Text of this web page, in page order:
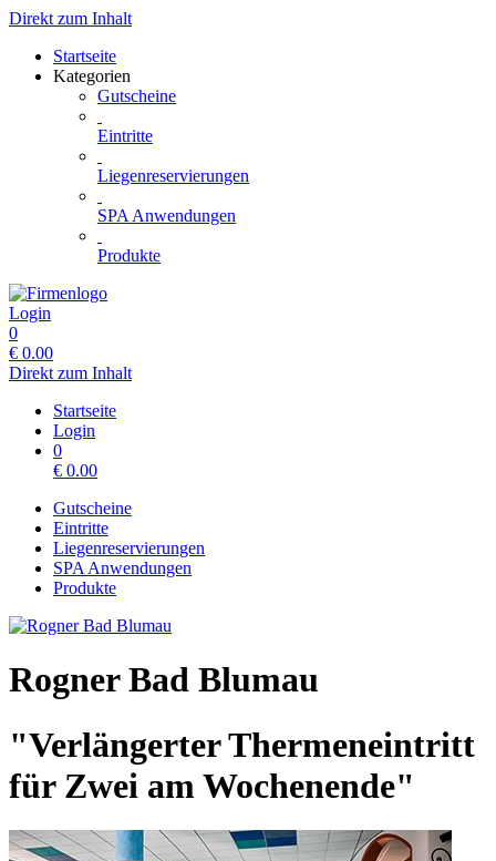
Direkt zum Inhalt
Startseite
Kategorien
Gutscheine
Eintritte
Liegenreservierungen
SPA Anwendungen
Produkte
Login
0
€ 0.00
Direkt zum Inhalt
Startseite
Login
0
€ 0.00
Gutscheine
Eintritte
Liegenreservierungen
SPA Anwendungen
Produkte
Rogner Bad Blumau
"Verlängerter Thermeneintritt
für Zwei am Wochenende"